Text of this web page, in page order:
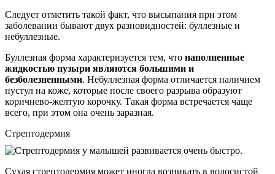
Следует отметить такой факт, что высыпания при этом
заболевании бывают двух разновидностей: буллезные и
небуллезные.
Буллезная форма характеризуется тем, что наполненные
жидкостью пузыри являются большими и
безболезненными. Небуллезная форма отличается наличием
пустул на коже, которые после своего разрыва образуют
коричнево-желтую корочку. Такая форма встречается чаще
всего, при этом она очень заразная.
Стрептодермия
Сухая стрептодермия может иногда возникать в волосистой